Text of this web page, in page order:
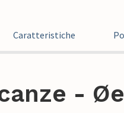
Caratteristiche
-